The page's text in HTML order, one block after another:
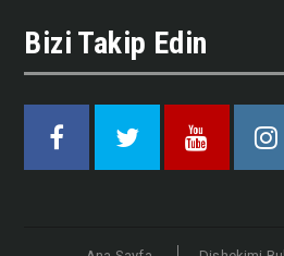
Bizi Takip Edin
Facebook Twitter Youtube Instagram